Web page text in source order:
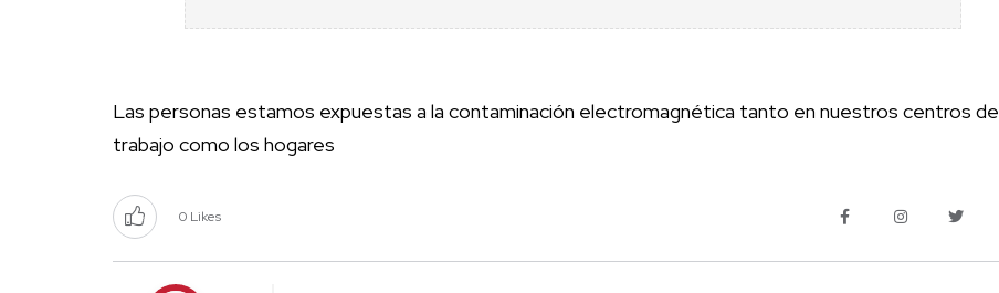
Las personas estamos expuestas a la contaminación electromagnética tanto en nuestros centros de
trabajo como los hogares
0 Likes